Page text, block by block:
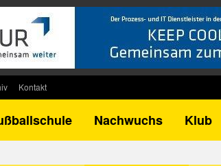
Kontakt
Nachwuchs Klub